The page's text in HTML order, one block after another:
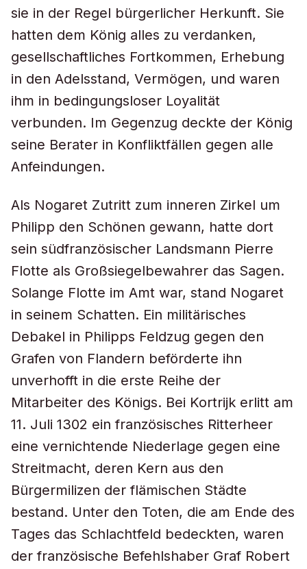
sie in der Regel bürgerlicher Herkunft. Sie
hatten dem König alles zu verdanken,
gesellschaftliches Fortkommen, Erhebung
in den Adelsstand, Vermögen, und waren
ihm in bedingungsloser Loyalität
verbunden. Im Gegenzug deckte der König
seine Berater in Konfliktfällen gegen alle
Anfeindungen.
Als Nogaret Zutritt zum inneren Zirkel um
Philipp den Schönen gewann, hatte dort
sein südfranzösischer Landsmann Pierre
Flotte als Großsiegelbewahrer das Sagen.
Solange Flotte im Amt war, stand Nogaret
in seinem Schatten. Ein militärisches
Debakel in Philipps Feldzug gegen den
Grafen von Flandern beförderte ihn
unverhofft in die erste Reihe der
Mitarbeiter des Königs. Bei Kortrijk erlitt am
11. Juli 1302 ein französisches Ritterheer
eine vernichtende Niederlage gegen eine
Streitmacht, deren Kern aus den
Bürgermilizen der flämischen Städte
bestand. Unter den Toten, die am Ende des
Tages das Schlachtfeld bedeckten, waren
der französische Befehlshaber Graf Robert